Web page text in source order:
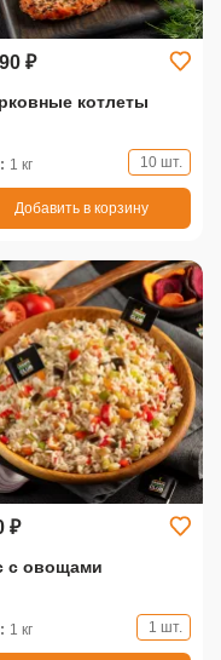
₽
котлеты
1 кг 10 шт.
Добавить в корзину
₽
с овощами
1 кг 1 шт.